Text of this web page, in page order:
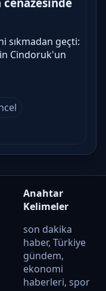
sıkmadan geçti:
Cindoruk'un
Anahtar
Kelimeler
son dakika
haber, Türkiye
gündem,
ekonomi
haberleri, spor